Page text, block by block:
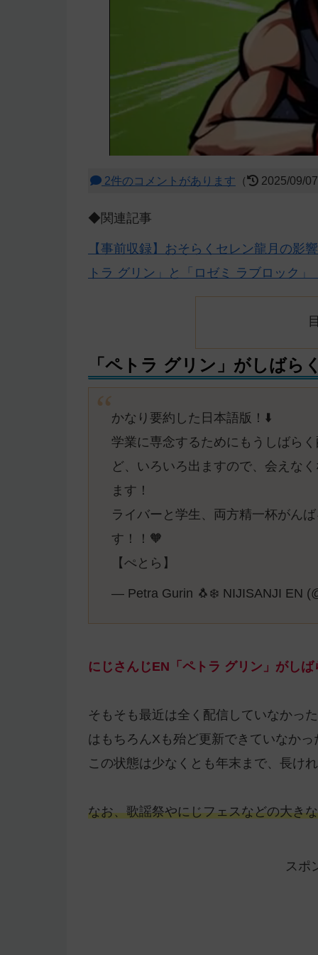
2件のコメントがあります （ 2025/09/
◆関連記事
【事前収録】おそらくセレン龍月の影
トラ グリン」と「ロゼミ ラブロック」
「ペトラ グリン」がしばら
かなり要約した日本語版！⬇️
学業に専念するためにもうしばら
ど、いろいろ出ますので、会えな
ます！
ライバーと学生、両方精一杯がん
す！！🧡
【ぺとら】
— Petra Gurin 🐧❄️ NIJISANJI EN
にじさんじEN「ペトラ グリン」がし
そもそも最近は全く配信していなかっ
はもちろんXも殆ど更新できていなか
この状態は少なくとも年末まで、長け
なお、歌謡祭やにじフェスなどの大き
スポ